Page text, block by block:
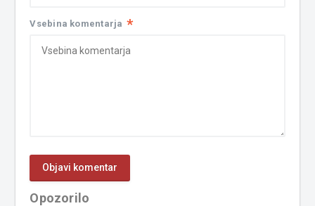
Vsebina komentarja *
Opozorilo